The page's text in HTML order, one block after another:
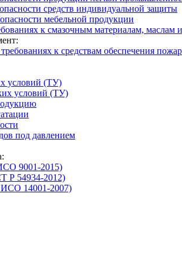
средств индивидуальной защиты
мебельной продукции
к смазочным материалам, маслам
к средствам обеспечения
условий (ТУ)
условий (ТУ)
под давлением
9001-2015)
Р 54934-2012)
14001-2007)